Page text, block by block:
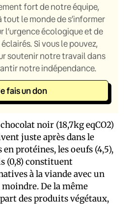
fort de notre équipe,
le monde de s’informer
l’urgence écologique et de
Si vous le pouvez,
soutenir notre travail dans
notre indépendance.
fais un don
noir (18,7kg eqCO2)
juste après dans le
protéines, les oeufs (4,5),
(0,8) constituent
à la viande avec un
De la même
des produits végétaux,